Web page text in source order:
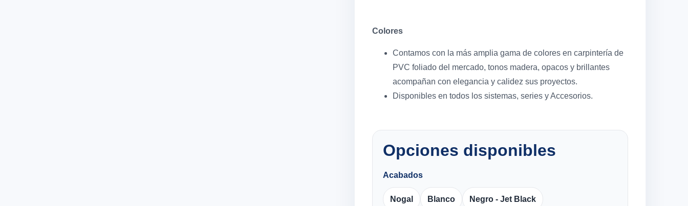
Colores
Contamos con la más amplia gama de colores en carpintería de
PVC foliado del mercado, tonos madera, opacos y brillantes
acompañan con elegancia y calidez sus proyectos.
Disponibles en todos los sistemas, series y Accesorios.
Opciones disponibles
Acabados
Nogal Blanco Negro - Jet Black